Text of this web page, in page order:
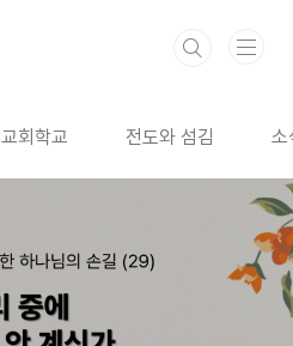
교회학교 전도와 섬김 소